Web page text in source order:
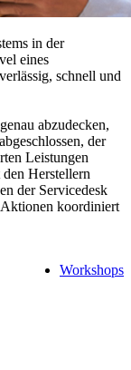
in der
eines
schnell und
abzudecken,
der
Leistungen
Herstellern
der Servicedesk
koordiniert
Workshops